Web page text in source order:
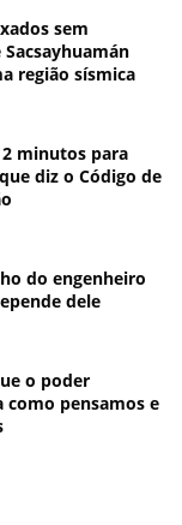
sem
região sísmica
minutos para
diz o Código de
do engenheiro
dele
o poder
pensamos e